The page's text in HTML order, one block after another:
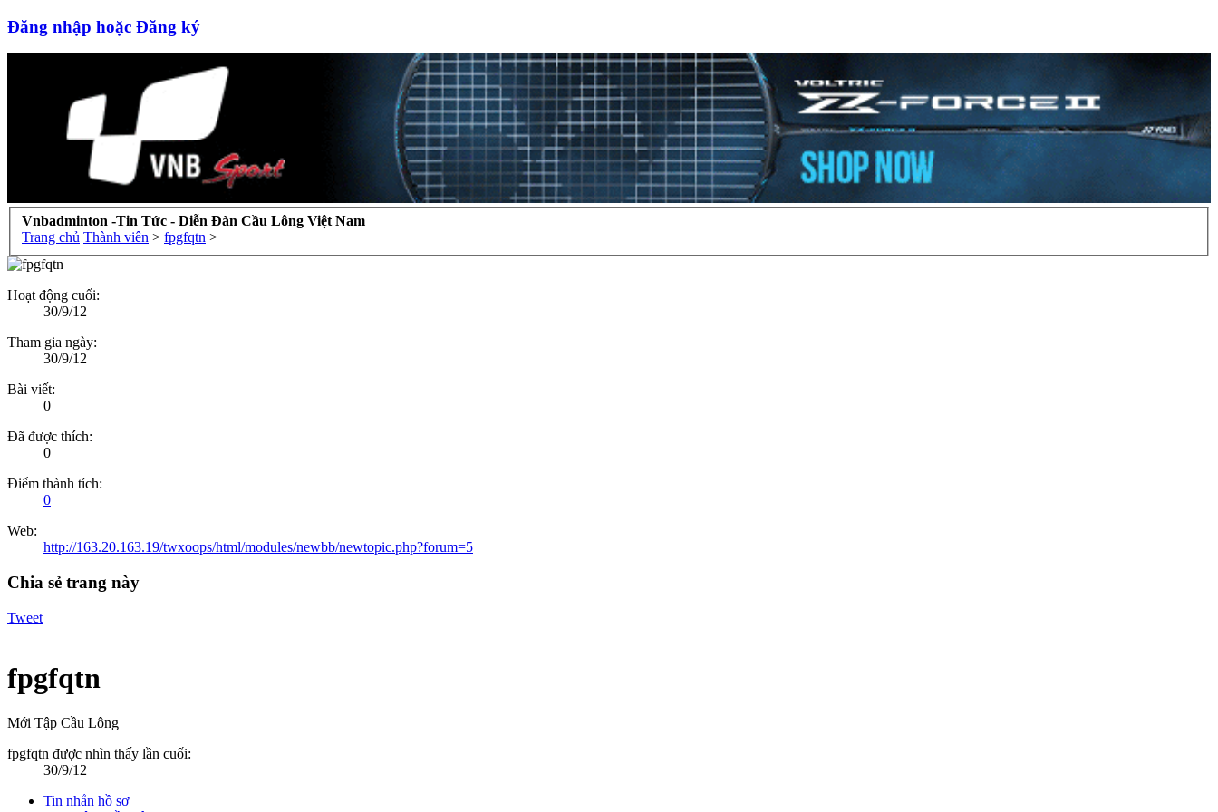
Đăng nhập hoặc Đăng ký
Vnbadminton -Tin Tức - Diễn Đàn Cầu Lông Việt Nam
Trang chủ Thành viên > fpgfqtn >
Hoạt động cuối:
30/9/12
Tham gia ngày:
30/9/12
Bài viết:
0
Đã được thích:
0
Điểm thành tích:
0
Web:
http://163.20.163.19/twxoops/html/modules/newbb/newtopic.php?forum=5
Chia sẻ trang này
Tweet
fpgfqtn
Mới Tập Cầu Lông
fpgfqtn được nhìn thấy lần cuối:
30/9/12
Tin nhắn hồ sơ